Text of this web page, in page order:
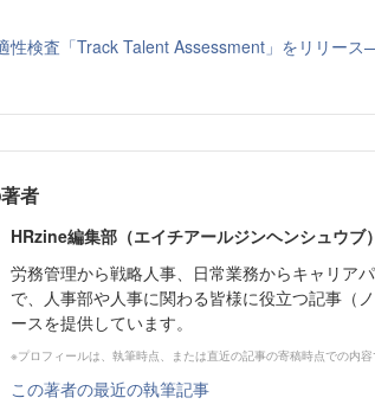
性検査「Track Talent Assessment」をリリー
者
HRzine編集部（エイチアールジンヘンシュウブ）
労務管理から戦略人事、日常業務からキャリア
で、人事部や人事に関わる皆様に役立つ記事（
ースを提供しています。
※プロフィールは、執筆時点、または直近の記事の寄稿時点での内
この著者の最近の執筆記事